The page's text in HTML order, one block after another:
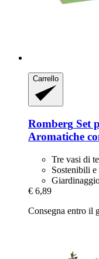
Carrello
Romberg Set
Aromatiche
Tre vasi di
Sostenibili
€ 6,89
Consegna entro il